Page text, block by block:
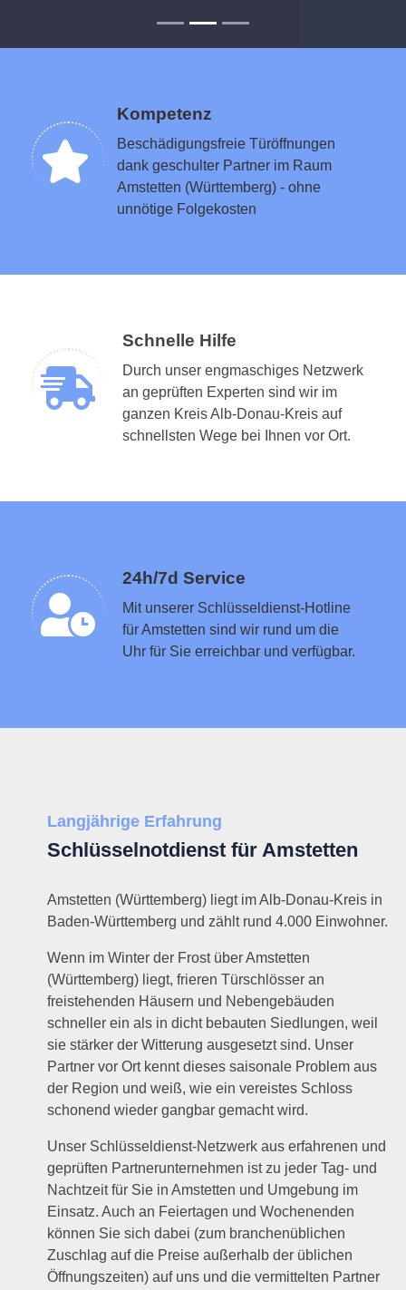
Kompetenz
Beschädigungsfreie Türöffnungen
dank geschulter Partner im Raum
Amstetten (Württemberg) - ohne
unnötige Folgekosten
Schnelle Hilfe
Durch unser engmaschiges Netzwerk
an geprüften Experten sind wir im
ganzen Kreis Alb-Donau-Kreis auf
schnellsten Wege bei Ihnen vor Ort.
24h/7d Service
Mit unserer Schlüsseldienst-Hotline
für Amstetten sind wir rund um die
Uhr für Sie erreichbar und verfügbar.
Schlüsseldienst in der Nähe vermitteln
Langjährige Erfahrung
Schlüsselnotdienst für Amstetten
Amstetten (Württemberg) liegt im Alb-Donau-Kreis in
Baden-Württemberg und zählt rund 4.000 Einwohner.
Wenn im Winter der Frost über Amstetten
(Württemberg) liegt, frieren Türschlösser an
freistehenden Häusern und Nebengebäuden
schneller ein als in dicht bebauten Siedlungen, weil
sie stärker der Witterung ausgesetzt sind. Unser
Partner vor Ort kennt dieses saisonale Problem aus
der Region und weiß, wie ein vereistes Schloss
schonend wieder gangbar gemacht wird.
Unser Schlüsseldienst-Netzwerk aus erfahrenen und
geprüften Partnerunternehmen ist zu jeder Tag- und
Nachtzeit für Sie in Amstetten und Umgebung im
Einsatz. Auch an Feiertagen und Wochenenden
können Sie sich dabei (zum branchenüblichen
Zuschlag auf die Preise außerhalb der üblichen
Öffnungszeiten) auf uns und die vermittelten Partner